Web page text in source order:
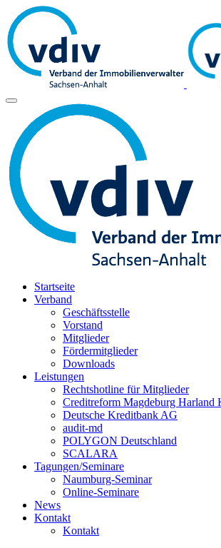
Startseite
Verband
Geschäftsstelle
Vorstand
Mitglieder
Fördermitglieder
Downloads
Leistungen
Rechtshotline für Mitglieder
Creditreform Magdeburg Harland
Deutsche Kreditbank AG
audit-md
POLYGON Deutschland
SCALARA
Tagungen/Seminare
Naumburg-Seminar
Online-Seminare
News
Kontakt
Kontakt